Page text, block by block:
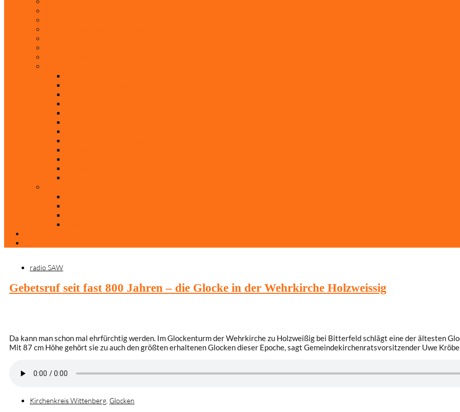
radio SAW
Gebetsruf seit fast 800 Jahren – die Glocke in der Wehrkirche Holzweissig
Da kann man schon mal ehrfürchtig werden. Im Glockenturm der Wehrkirche zu Holzweißig bei Bitterfeld schlägt eine der ältesten
Mit 87 cm Höhe gehört sie zu auch den größten erhaltenen Glocken dieser Epoche, sagt Gemeindekirchenratsvorsitzender Uwe
Kirchenkreis Wittenberg Glocken